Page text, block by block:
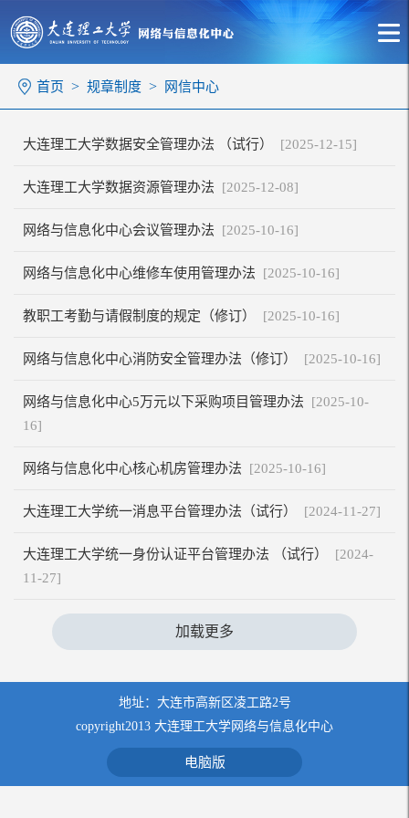
首页 > 规章制度 > 网信中心
大连理工大学数据安全管理办法 （试行） [2025-12-15]
大连理工大学数据资源管理办法 [2025-12-08]
网络与信息化中心会议管理办法 [2025-10-16]
网络与信息化中心维修车使用管理办法 [2025-10-16]
教职工考勤与请假制度的规定（修订） [2025-10-16]
网络与信息化中心消防安全管理办法（修订） [2025-10-16]
网络与信息化中心5万元以下采购项目管理办法 [2025-10-
16]
​网络与信息化中心核心机房管理办法 [2025-10-16]
大连理工大学统一消息平台管理办法（试行） [2024-11-27]
大连理工大学统一身份认证平台管理办法 （试行） [2024-
11-27]
加载更多
地址：大连市高新区凌工路2号
copyright2013 大连理工大学网络与信息化中心
电脑版